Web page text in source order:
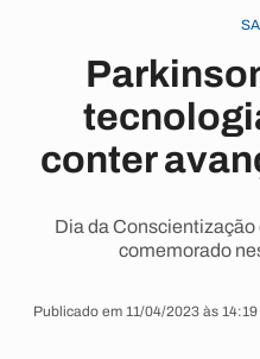
conter
Dia da Conscientização
comemorado
Publicado em 11/04/2023 às